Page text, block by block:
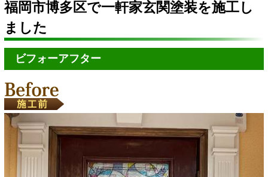
福岡市博多区で一軒家玄関塗装を施工し
ました
ビフォーアフター